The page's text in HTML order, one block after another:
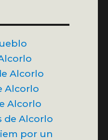
Alcorlo
Alcorlo
Alcorlo
de Alcorlo
por un